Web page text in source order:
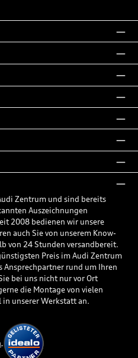
Zentrum und sind bereits
Auszeichnungen
2008 bedienen wir unsere
auch Sie von unserem Know-
von 24 Stunden versandbereit.
Preis im Audi Zentrum
Ansprechpartner rund um Ihren
bei uns nicht nur vor Ort
die Montage von vielen
unserer Werkstatt an.